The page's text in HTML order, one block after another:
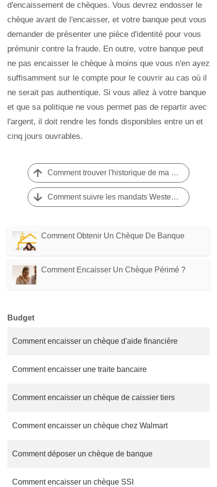
d'encaissement de chèques. Vous devrez endosser le
chèque avant de l'encaisser, et votre banque peut vous
demander de présenter une pièce d'identité pour vous
prémunir contre la fraude. En outre, votre banque peut
ne pas encaisser le chèque à moins que vous n'en ayez
suffisamment sur le compte pour le couvrir au cas où il
ne serait pas authentique. Si vous allez à votre banque
et que sa politique ne vous permet pas de repartir avec
l'argent, il doit rendre les fonds disponibles entre un et
cinq jours ouvrables.
Comment trouver l'historique de ma carte de débit
Comment suivre les mandats Western Union
Comment Obtenir Un Chèque De Banque
Comment Encaisser Un Chèque Périmé ?
Budget
Comment encaisser un chèque d'aide financière
Comment encaisser une traite bancaire
Comment encaisser un chèque de caissier tiers
Comment encaisser un chèque chez Walmart
Comment déposer un chèque de banque
Comment encaisser un chèque SSI